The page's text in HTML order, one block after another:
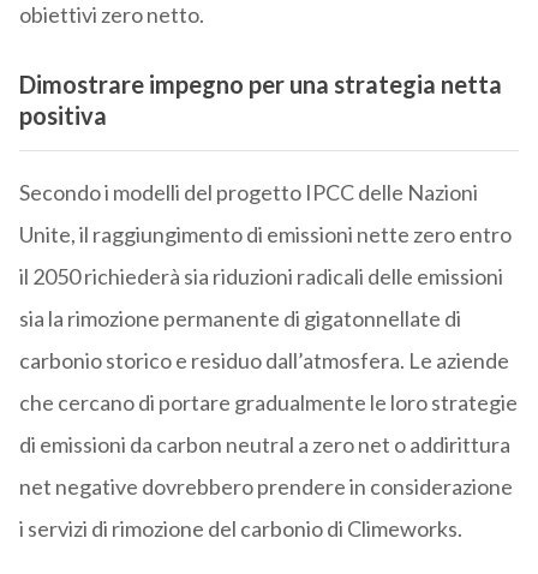
obiettivi zero netto.
Dimostrare impegno per una strategia netta
positiva
Secondo i modelli del progetto IPCC delle Nazioni
Unite, il raggiungimento di emissioni nette zero entro
il 2050 richiederà sia riduzioni radicali delle emissioni
sia la rimozione permanente di gigatonnellate di
carbonio storico e residuo dall’atmosfera. Le aziende
che cercano di portare gradualmente le loro strategie
di emissioni da carbon neutral a zero net o addirittura
net negative dovrebbero prendere in considerazione
i servizi di rimozione del carbonio di Climeworks.